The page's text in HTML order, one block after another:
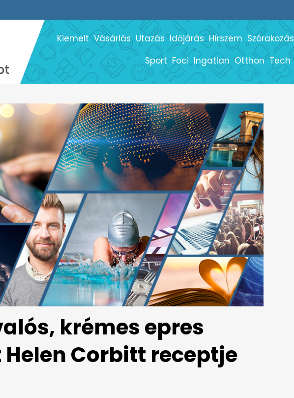
Kiemelt Vásárlás Utazás Időjárás Hírszem Szórakozás
Sport Foci Ingatlan Otthon Tech
krémes epres
Helen Corbitt receptje